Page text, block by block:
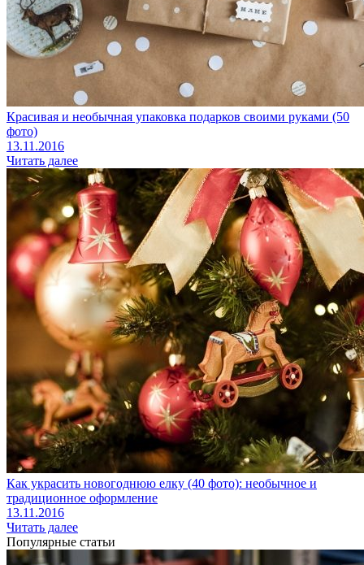
Красивая и необычная упаковка подарков своими руками (50
фото)
13.11.2016
Читать далее
Как украсить новогоднюю елку (40 фото): необычное и
традиционное оформление
13.11.2016
Читать далее
Популярные статьи